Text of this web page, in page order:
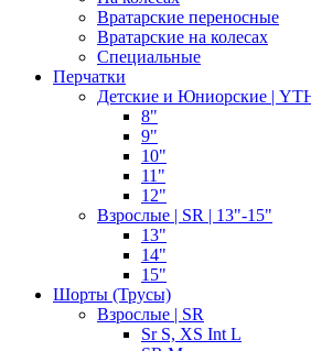
Вратарские переносные
Вратарские на колесах
Специальные
Перчатки
Детские и Юниорские |
8"
9"
10"
11"
12"
Взрослые | SR | 13"-15"
13"
14"
15"
Шорты (Трусы)
Взрослые | SR
Sr S, XS Int L